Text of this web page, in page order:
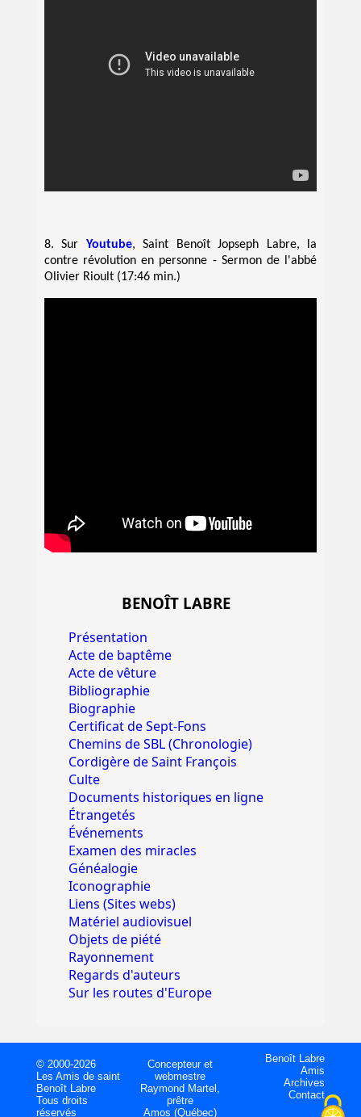
8. Sur Youtube, Saint Benoît Jopseph Labre, la
contre révolution en personne - Sermon de l'abbé
Olivier Rioult (17:46 min.)
BENOÎT LABRE
Présentation
Acte de baptême
Acte de vêture
Bibliographie
Biographie
Certificat de Sept-Fons
Chemins de SBL (Chronologie)
Cordigère de Saint François
Culte
Documents historiques en ligne
Étrangetés
Événements
Examen des miracles
Généalogie
Iconographie
Liens (Sites webs)
Matériel audiovisuel
Objets de piété
Rayonnement
Regards d'auteurs
Sur les routes d'Europe
© 2000-2026
Les Amis de saint
Benoît Labre
Tous droits
réservés
Concepteur et
webmestre
Raymond Martel,
prêtre
Amos (Québec)
Benoît Labre
Amis
Archives
Contact